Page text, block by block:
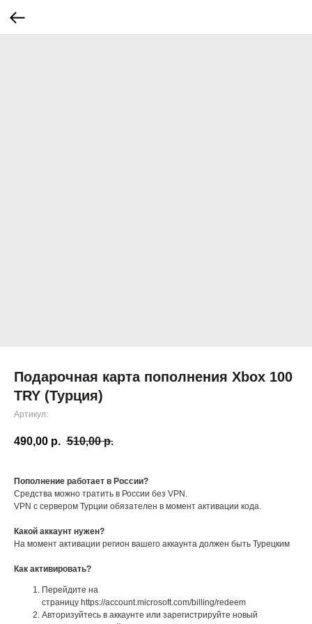
Подарочная карта пополнения Xbox 100
TRY (Турция)
Артикул:
490,00 р. 510,00 р.
Пополнение работает в России?
Средства можно тратить в России без VPN.
VPN с сервером Турции обязателен в момент активации кода.
Какой аккаунт нужен?
На момент активации регион вашего аккаунта должен быть Турецким
Как активировать?
Перейдите на
страницу https://account.microsoft.com/billing/redeem
Авторизуйтесь в аккаунте или зарегистрируйте новый